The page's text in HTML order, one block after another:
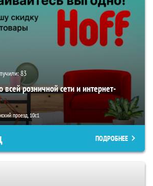
83
розничной сети и интернет-
проезд, 10с1
ПОДРОБНЕЕ